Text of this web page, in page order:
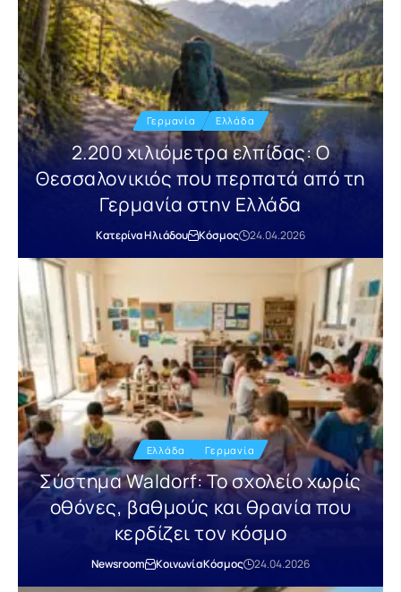
Γερμανία Ελλάδα
2.200 χιλιόμετρα ελπίδας: Ο
Θεσσαλονικιός που περπατά από τη
Γερμανία στην Ελλάδα
Κατερίνα Ηλιάδου Κόσμος 24.04.2026
Ελλάδα Γερμανία
Σύστημα Waldorf: Το σχολείο χωρίς
οθόνες, βαθμούς και θρανία που
κερδίζει τον κόσμο
Newsroom ΚοινωνίαΚόσμος 24.04.2026